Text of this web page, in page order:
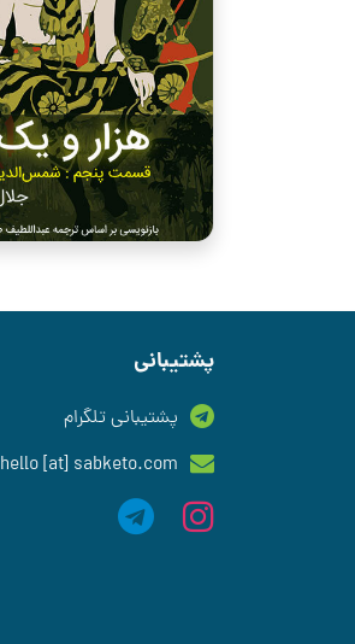
پشتیبانی
پشتیبانی تلگرام
hello [at] sabketo.com